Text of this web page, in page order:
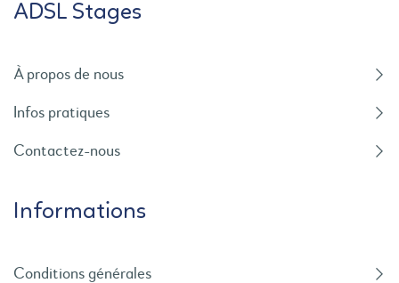
ADSL Stages
À propos de nous
Infos pratiques
Contactez-nous
Informations
Conditions générales